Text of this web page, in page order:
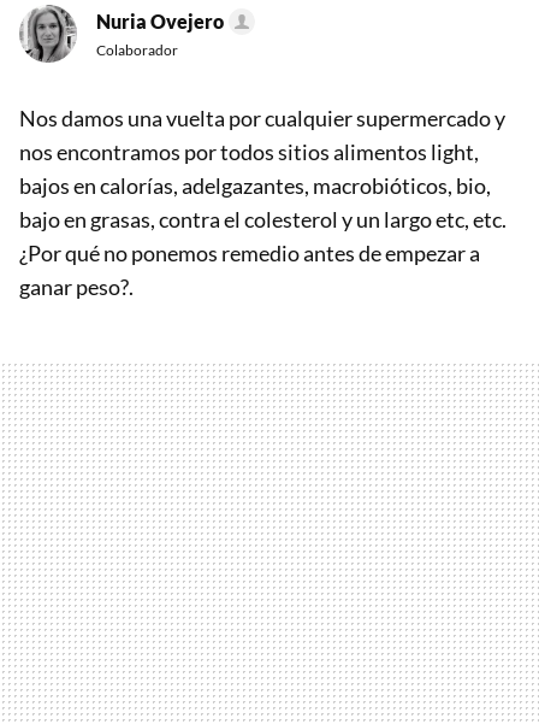
Nuria Ovejero
Colaborador
Nos damos una vuelta por cualquier supermercado y
nos encontramos por todos sitios alimentos light,
bajos en calorías, adelgazantes, macrobióticos, bio,
bajo en grasas, contra el colesterol y un largo etc, etc.
¿Por qué no ponemos remedio antes de empezar a
ganar peso?.